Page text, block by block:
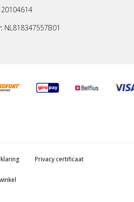
20104614
NL818347557B01
Privacy certificaat